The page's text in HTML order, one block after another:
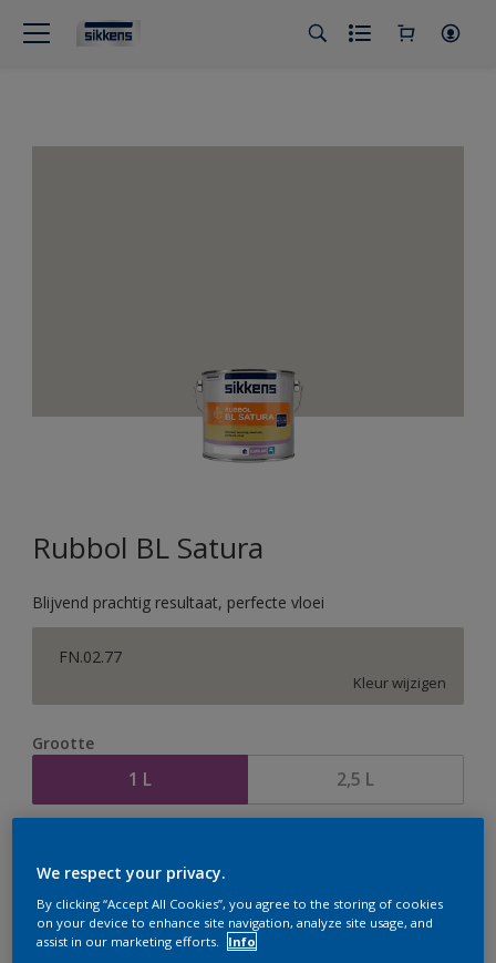
Rubbol BL Satura
Blijvend prachtig resultaat, perfecte vloei
FN.02.77
Kleur wijzigen
Grootte
1 L 2,5 L
We respect your privacy.
By clicking “Accept All Cookies”, you agree to the storing of cookies
on your device to enhance site navigation, analyze site usage, and
assist in our marketing efforts.
Info